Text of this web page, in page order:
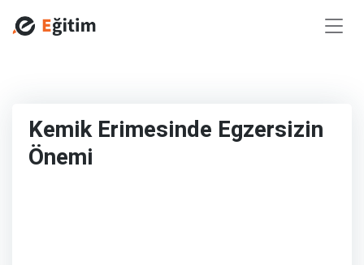
Kemik Erimesinde Egzersizin
Önemi